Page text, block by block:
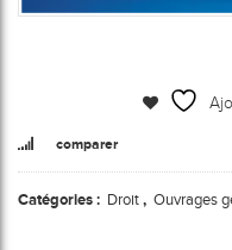
comparer
Catégories : Droit , Ouvrages